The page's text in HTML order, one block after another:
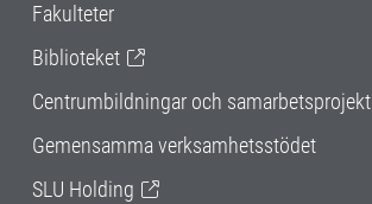
Fakulteter
Biblioteket
Centrumbildningar och samarbetsprojekt
Gemensamma verksamhetsstödet
SLU Holding